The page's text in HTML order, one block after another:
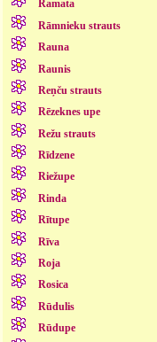
Ramata
Rāmnieku strauts
Rauna
Raunis
Reņču strauts
Rēzeknes upe
Režu strauts
Rīdzene
Riežupe
Rinda
Rītupe
Rīva
Roja
Rosica
Rūdulis
Rūdupe